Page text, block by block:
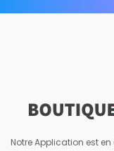
Notre Application est